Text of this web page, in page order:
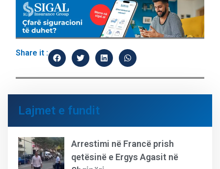
Share it :
Lajmet e fundit
Arrestimi në Francë prish
qetësinë e Ergys Agasit në